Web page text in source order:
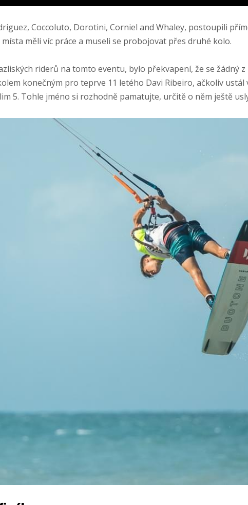
Coccoluto, Dorotini, Corniel and Whaley, postoupili
měli víc práce a museli se probojovat přes druhé kolo.
riderů na tomto eventu, bylo překvapení, že se žádný
konečným pro teprve 11 letého Davi Ribeiro, ačkoliv ustál
5. Tohle jméno si rozhodně pamatujte, určitě o něm ještě